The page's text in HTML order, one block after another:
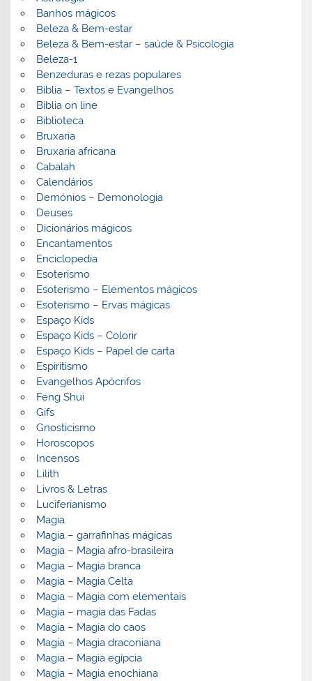
Banhos mágicos
Beleza & Bem-estar
Beleza & Bem-estar – saúde & Psicologia
Beleza-1
Benzeduras e rezas populares
Bíblia – Textos e Evangelhos
Biblia on line
Biblioteca
Bruxaria
Bruxaria africana
Cabalah
Calendários
Demónios – Demonologia
Deuses
Dicionários mágicos
Encantamentos
Enciclopedia
Esoterismo
Esoterismo – Elementos mágicos
Esoterismo – Ervas mágicas
Espaço Kids
Espaço Kids – Colorir
Espaço Kids – Papel de carta
Espiritismo
Evangelhos Apócrifos
Feng Shui
Gifs
Gnosticismo
Horoscopos
Incensos
Lilith
Livros & Letras
Luciferianismo
Magia
Magia – garrafinhas mágicas
Magia – Magia afro-brasileira
Magia – Magia branca
Magia – Magia Celta
Magia – Magia com elementais
Magia – magia das Fadas
Magia – Magia do caos
Magia – Magia draconiana
Magia – Magia egípcia
Magia – Magia enochiana